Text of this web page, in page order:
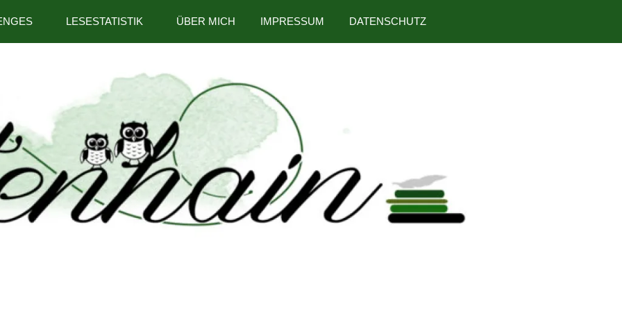
LESESTATISTIK ÜBER MICH IMPRESSUM DATENSCHUTZ